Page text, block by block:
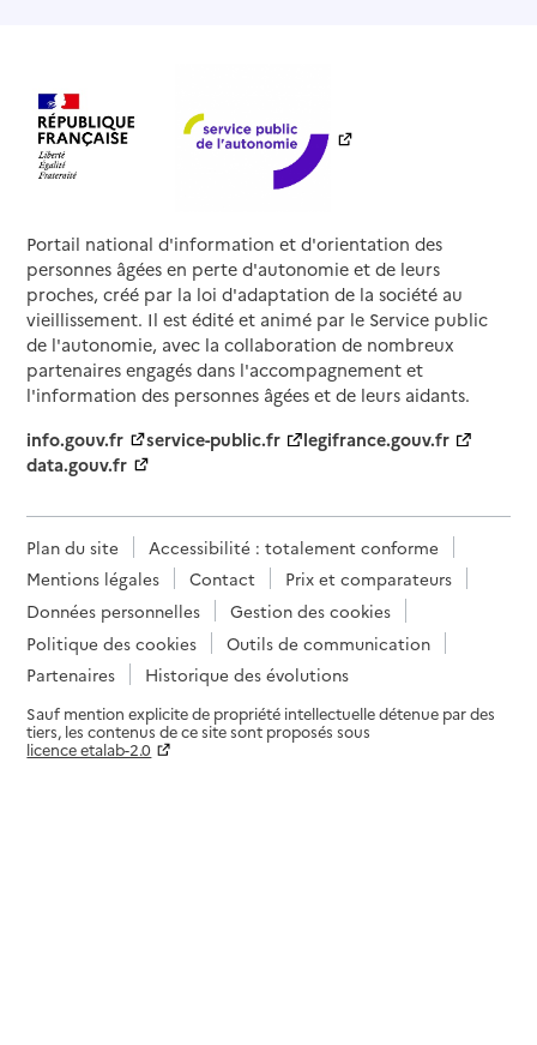
Portail national d'information et d'orientation des
personnes âgées en perte d'autonomie et de leurs
proches, créé par la loi d'adaptation de la société au
vieillissement. Il est édité et animé par le Service public
de l'autonomie, avec la collaboration de nombreux
partenaires engagés dans l'accompagnement et
l'information des personnes âgées et de leurs aidants.
info.gouv.fr
service-public.fr
legifrance.gouv.fr
data.gouv.fr
Plan du site
Accessibilité : totalement conforme
Mentions légales
Contact
Prix et comparateurs
Données personnelles
Gestion des cookies
Politique des cookies
Outils de communication
Partenaires
Historique des évolutions
Sauf mention explicite de propriété intellectuelle détenue par des
tiers, les contenus de ce site sont proposés sous
licence etalab-2.0